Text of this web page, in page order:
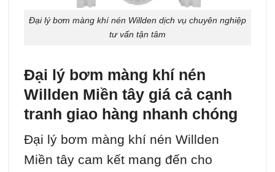
Đại lý bơm màng khí nén Willden dịch vụ chuyên nghiệp
tư vấn tận tâm
Đại lý bơm màng khí nén
Willden Miền tây giá cả cạnh
tranh giao hàng nhanh chóng
Đại lý bơm màng khí nén Willden
Miền tây cam kết mang đến cho